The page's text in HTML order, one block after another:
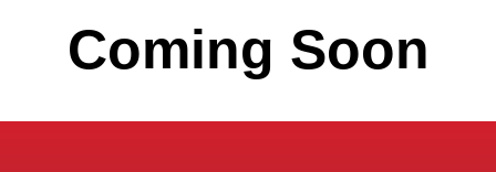
Coming Soon